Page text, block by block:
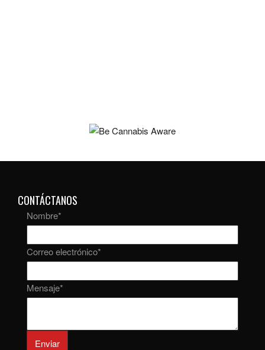
CONTÁCTANOS
Nombre*
Correo electrónico*
Mensaje*
Enviar